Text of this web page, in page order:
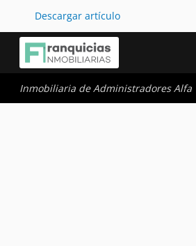
Descargar artículo
Inmobiliaria de Administradores Alfa